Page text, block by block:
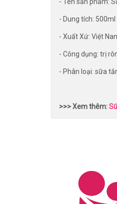
- Dung tích: 500ml
- Xuất Xứ: Việt
- Công dụng: trị
- Phân loại: sữa
>>> Xem thêm: